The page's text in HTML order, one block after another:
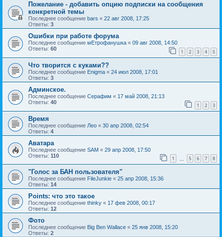
Пожелание - добавить опцию подписки на сообщения
конкретной темы
Последнее сообщение bars « 22 авг 2008, 17:25
Ответы: 3
Ошибки при работе форума
Последнее сообщение мЕтрофанушка « 09 авг 2008, 14:50
Ответы: 60 1 2 3 4 5
Что творится с куками??
Последнее сообщение Enigma « 24 июл 2008, 17:01
Ответы: 3
Админское.
Последнее сообщение Серафим « 17 май 2008, 21:13
Ответы: 40 1 2 3
Время
Последнее сообщение Лео « 30 апр 2008, 02:54
Ответы: 4
Аватара
Последнее сообщение SAM « 29 апр 2008, 17:50
Ответы: 110 1 5 6 7 8
"Голос за БАН пользователя"
Последнее сообщение FileJunkie « 25 апр 2008, 15:36
Ответы: 14
Points: что это такое
Последнее сообщение thinky « 17 фев 2008, 00:17
Ответы: 12
Фото
Последнее сообщение Big Ben Wallace « 25 янв 2008, 15:20
Ответы: 2